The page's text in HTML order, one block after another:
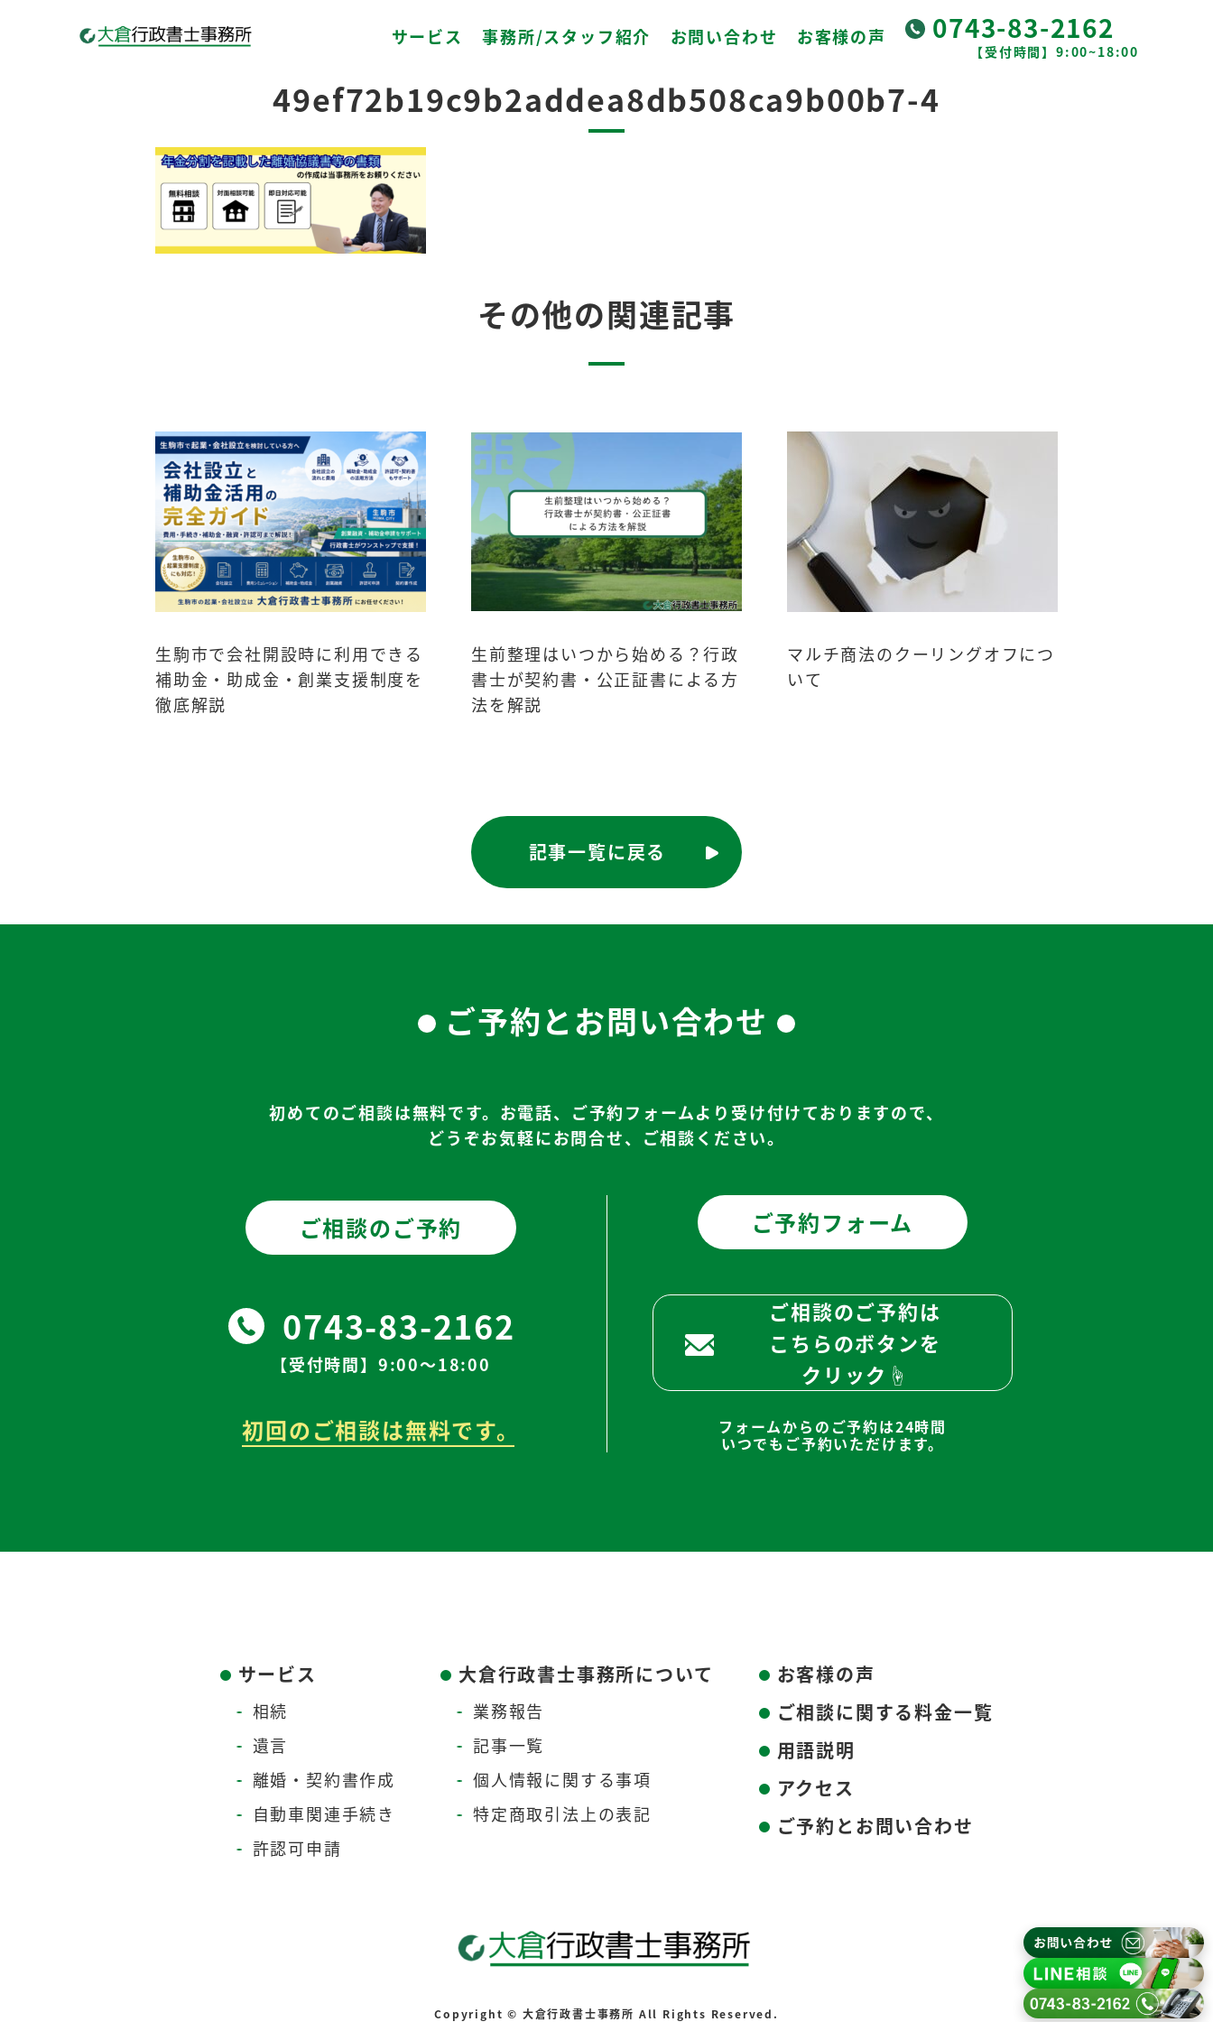
サービス 事務所/スタッフ紹介 お問い合わせ お客様の声 0743-83-2162
【受付時間】9:00~18:00
49ef72b19c9b2addea8db508ca9b00b7-4
その他の関連記事
生駒市で会社開設時に利用できる
補助金・助成金・創業支援制度を
徹底解説
生前整理はいつから始める？行政
書士が契約書・公正証書による方
法を解説
マルチ商法のクーリングオフにつ
いて
記事一覧に戻る
ご予約とお問い合わせ
初めてのご相談は無料です。お電話、ご予約フォームより受け付けておりますので、
どうぞお気軽にお問合せ、ご相談ください。
ご相談のご予約
0743-83-2162
【受付時間】9:00～18:00
初回のご相談は無料です。
ご予約フォーム
ご相談のご予約は
こちらのボタンを
クリック☝
フォームからのご予約は24時間
いつでもご予約いただけます。
サービス
相続
遺言
離婚・契約書作成
自動車関連手続き
許認可申請
大倉行政書士事務所について
業務報告
記事一覧
個人情報に関する事項
特定商取引法上の表記
お客様の声
ご相談に関する料金一覧
用語説明
アクセス
ご予約とお問い合わせ
Copyright © 大倉行政書士事務所 All Rights Reserved.